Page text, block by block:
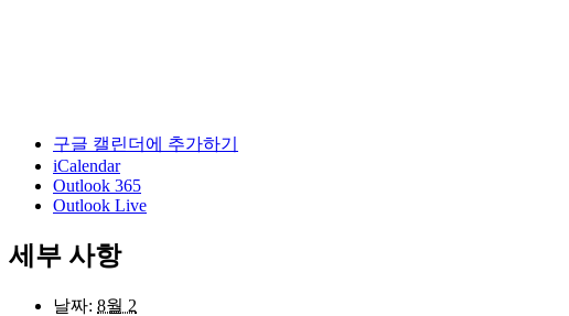
구글 캘린더에 추가하기
iCalendar
Outlook 365
Outlook Live
세부 사항
날짜: 8월 2